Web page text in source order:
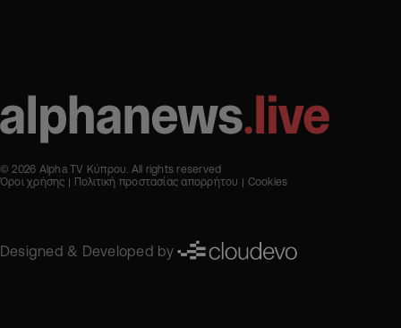
© 2026 Alpha TV Κύπρου. All rights reserved
Όροι χρήσης
Πολιτική προστασίας απορρήτου Cookies
Designed & Developed by